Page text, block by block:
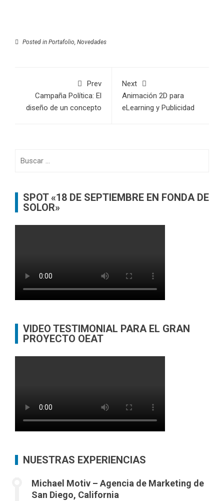
Posted in Portafolio, Novedades
Prev
Campaña Política: El
diseño de un concepto
Next
Animación 2D para
eLearning y Publicidad
SPOT «18 DE SEPTIEMBRE EN FONDA DE
SOLOR»
VIDEO TESTIMONIAL PARA EL GRAN
PROYECTO OEAT
NUESTRAS EXPERIENCIAS
Michael Motiv – Agencia de Marketing de
San Diego, California